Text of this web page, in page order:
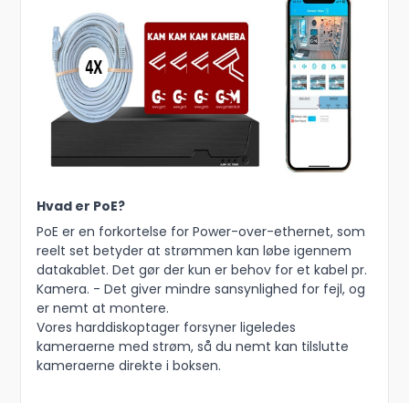
Hvad er PoE?
PoE er en forkortelse for Power-over-ethernet, som
reelt set betyder at strømmen kan løbe igennem
datakablet. Det gør der kun er behov for et kabel pr.
Kamera. - Det giver mindre sansynlighed for fejl, og
er nemt at montere.
Vores harddiskoptager forsyner ligeledes
kameraerne med strøm, så du nemt kan tilslutte
kameraerne direkte i boksen.